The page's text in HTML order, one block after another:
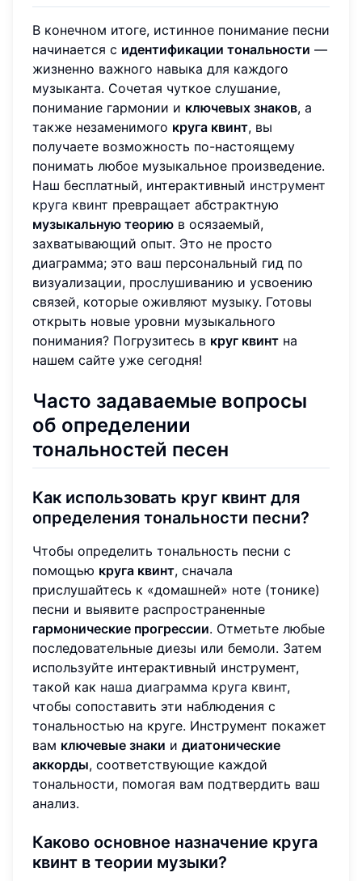
В конечном итоге, истинное понимание песни
начинается с идентификации тональности —
жизненно важного навыка для каждого
музыканта. Сочетая чуткое слушание,
понимание гармонии и ключевых знаков, а
также незаменимого круга квинт, вы
получаете возможность по-настоящему
понимать любое музыкальное произведение.
Наш бесплатный, интерактивный инструмент
круга квинт превращает абстрактную
музыкальную теорию в осязаемый,
захватывающий опыт. Это не просто
диаграмма; это ваш персональный гид по
визуализации, прослушиванию и усвоению
связей, которые оживляют музыку. Готовы
открыть новые уровни музыкального
понимания? Погрузитесь в круг квинт на
нашем сайте уже сегодня!
Часто задаваемые вопросы
об определении
тональностей песен
Как использовать круг квинт для
определения тональности песни?
Чтобы определить тональность песни с
помощью круга квинт, сначала
прислушайтесь к «домашней» ноте (тонике)
песни и выявите распространенные
гармонические прогрессии. Отметьте любые
последовательные диезы или бемоли. Затем
используйте интерактивный инструмент,
такой как наша диаграмма круга квинт,
чтобы сопоставить эти наблюдения с
тональностью на круге. Инструмент покажет
вам ключевые знаки и диатонические
аккорды, соответствующие каждой
тональности, помогая вам подтвердить ваш
анализ.
Каково основное назначение круга
квинт в теории музыки?